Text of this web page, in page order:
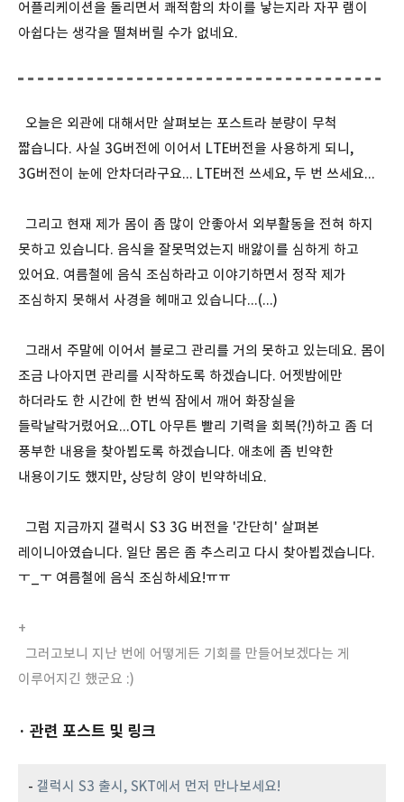
어플리케이션을 돌리면서 쾌적함의 차이를 낳는지라 자꾸 램이
아쉽다는 생각을 떨쳐버릴 수가 없네요.
오늘은 외관에 대해서만 살펴보는 포스트라 분량이 무척
짧습니다. 사실 3G버전에 이어서 LTE버전을 사용하게 되니,
3G버전이 눈에 안차더라구요... LTE버전 쓰세요, 두 번 쓰세요...
그리고 현재 제가 몸이 좀 많이 안좋아서 외부활동을 전혀 하지
못하고 있습니다. 음식을 잘못먹었는지 배앓이를 심하게 하고
있어요. 여름철에 음식 조심하라고 이야기하면서 정작 제가
조심하지 못해서 사경을 헤매고 있습니다...(...)
그래서 주말에 이어서 블로그 관리를 거의 못하고 있는데요. 몸이
조금 나아지면 관리를 시작하도록 하겠습니다. 어젯밤에만
하더라도 한 시간에 한 번씩 잠에서 깨어 화장실을
들락날락거렸어요...OTL 아무튼 빨리 기력을 회복(?!)하고 좀 더
풍부한 내용을 찾아뵙도록 하겠습니다. 애초에 좀 빈약한
내용이기도 했지만, 상당히 양이 빈약하네요.
그럼 지금까지 갤럭시 S3 3G 버전을 '간단히' 살펴본
레이니아였습니다. 일단 몸은 좀 추스리고 다시 찾아뵙겠습니다.
ㅜ_ㅜ 여름철에 음식 조심하세요!ㅠㅠ
+
그러고보니 지난 번에 어떻게든 기회를 만들어보겠다는 게
이루어지긴 했군요 :)
· 관련 포스트 및 링크
- 갤럭시 S3 출시, SKT에서 먼저 만나보세요!